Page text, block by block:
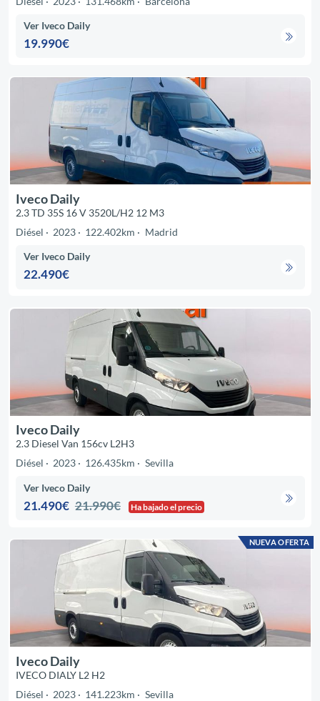
Ver Iveco Daily
19.990€
Iveco Daily
2.3 TD 35S 16 V 3520L/H2 12 M3
Diésel
2023 122.402km Madrid
Ver Iveco Daily
22.490€
Iveco Daily
2.3 Diesel Van 156cv L2H3
Diésel
2023 126.435km Sevilla
Ver Iveco Daily
21.490€ 21.990€ Ha bajado el precio
NUEVA OFERTA
Iveco Daily
IVECO DIALY L2 H2
Diésel
2023 141.223km Sevilla